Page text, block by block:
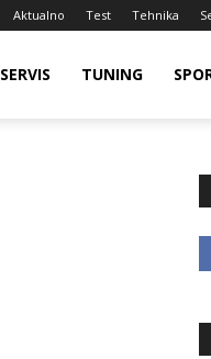
Aktualno Test Tehnika
SERVIS TUNING